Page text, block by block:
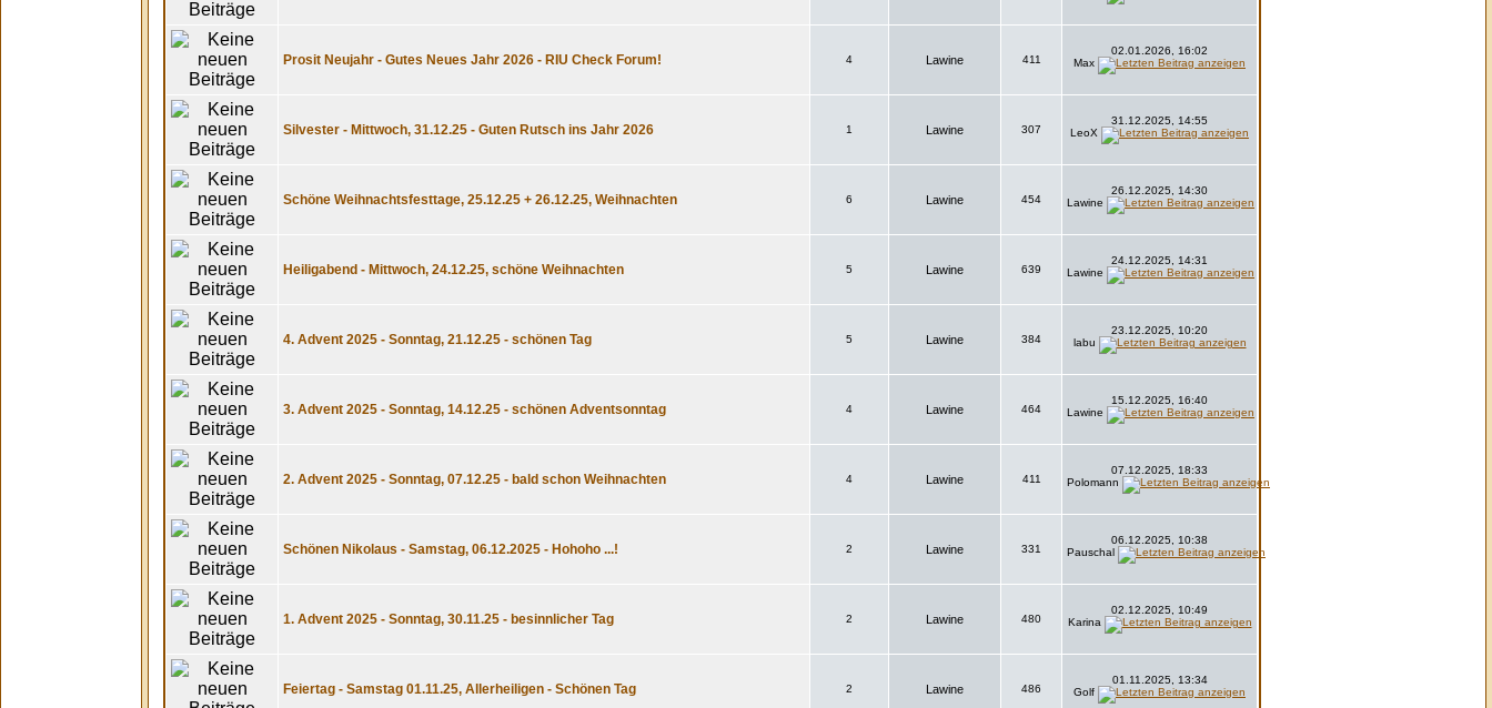
Prosit Neujahr - Gutes Neues Jahr 2026 - RIU Check Forum! 4 Lawine 411
02.01.2026, 16:02
Max
Silvester - Mittwoch, 31.12.25 - Guten Rutsch ins Jahr 2026 1 Lawine 307
31.12.2025, 14:55
LeoX
Schöne Weihnachtsfesttage, 25.12.25 + 26.12.25, Weihnachten 6 Lawine 454
26.12.2025, 14:30
Lawine
Heiligabend - Mittwoch, 24.12.25, schöne Weihnachten 5 Lawine 639
24.12.2025, 14:31
Lawine
4. Advent 2025 - Sonntag, 21.12.25 - schönen Tag 5 Lawine 384
23.12.2025, 10:20
labu
3. Advent 2025 - Sonntag, 14.12.25 - schönen Adventsonntag 4 Lawine 464
15.12.2025, 16:40
Lawine
2. Advent 2025 - Sonntag, 07.12.25 - bald schon Weihnachten 4 Lawine 411
07.12.2025, 18:33
Polomann
Schönen Nikolaus - Samstag, 06.12.2025 - Hohoho ...! 2 Lawine 331
06.12.2025, 10:38
Pauschal
1. Advent 2025 - Sonntag, 30.11.25 - besinnlicher Tag 2 Lawine 480
02.12.2025, 10:49
Karina
Feiertag - Samstag 01.11.25, Allerheiligen - Schönen Tag 2 Lawine 486
01.11.2025, 13:34
Golf